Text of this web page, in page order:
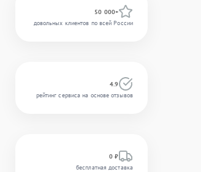
50 000+
довольных клиентов по всей России
4.9
рейтинг сервиса на основе отзывов
0 ₽
бесплатная доставка